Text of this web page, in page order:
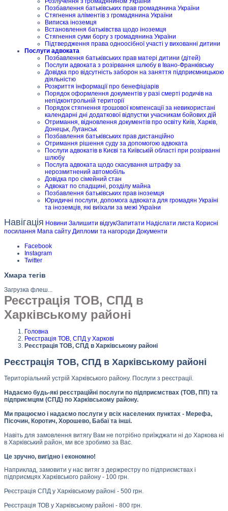
Позбавлення батьківських прав громадянина України
Стягнення аліментів з громадянина України
Виписка іноземця
Встановлення батьківства щодо іноземця
Стягнення суми боргу з громадянина України
Підтвердження права одноосібної участі у вихованні дитини
Послуги адвоката
Позбавлення батьківських прав матері дитини (дітей)
Послуги адвоката з розірвання шлюбу в Івано-Франківську
Довідка про відсутність заборон на заняття підприємницькою
діяльністю
Розкриття інформації про бенефіціарів
Порядок оформлення документів у разі смерті родичів на
непідконтрольній території
Порядок стягнення грошової компенсації за невикористані
календарні дні додаткової відпустки учасникам бойових дій
Отримання, відновлення документів про освіту Київ, Харків,
Донецьк, Луганськ
Позбавлення батьківських прав дистанційно
Отримання рішення суду за допомогою адвоката
Послуги адвокатів в Києві та Київській області при розірванні
шлюбу
Послуга адвоката щодо скасування штрафу за
нерозмитнений автомобіль
Довідка про сімейний стан
Адвокат по спадщині, розділу майна
Позбавлення батьківських прав іноземця
Юридичні послуги, допомога адвоката для громадян Україні
та іноземців, які виїхали за межі України
Навігація Новини Залишити відгук/Запитати Надіслати листа Корисні
посилання Мапа сайту Дипломи та нагороди Документи
Facebook
Instagram
Twitter
Хмара тегів
Загрузка флеш...
Реєстрація ТОВ, СПД в
Харківському районі
Головна
Реєстрація ТОВ, СПД у Харкові
Реєстрація ТОВ, СПД в Харківському районі
Реєстрація ТОВ, СПД в Харківському районі
Територіальний устрій Харківського району. Послуги з реєстрації.
Надаємо будь-які реєстраційні послуги по підприємствах (ТОВ, ПП) та
підприємцям (СПД) по Харківському району.
Ми працюємо і надаємо послуги у всіх населених пунктах - Мерефа,
Пісочин, Коротич, Хорошево, Бабаї та інші.
Навіть для замовлення витягу Вам не потрібно приїжджати ні до Харкова ні
в Харківський район, ми все зробимо за Вас.
Це зручно, вигідно і економно!
Наприклад, замовити у нас витяг з держрестру по підприємствах і
підприємцях Харківського району - 100 грн.
Реєстрація СПД у Харківському районі - 500 грн.
Реєстрація ТОВ у Харківському районі - 800 грн.